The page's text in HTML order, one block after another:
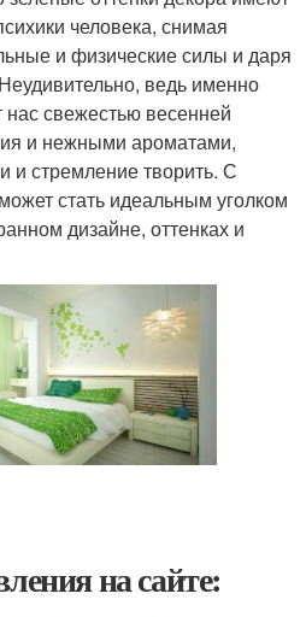
человека, снимая
и физические силы и даря
ведь именно
свежестью весенней
и нежными ароматами,
и стремление творить. С
стать идеальным уголком
дизайне, оттенках и
на сайте: